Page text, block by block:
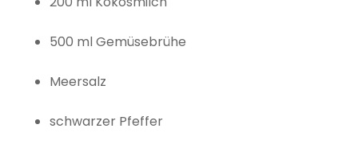
500 ml Gemüsebrühe
Meersalz
schwarzer Pfeffer